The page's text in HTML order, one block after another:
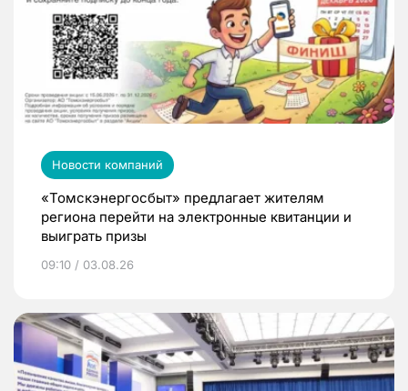
Новости компаний
«Томскэнергосбыт» предлагает жителям
региона перейти на электронные квитанции и
выиграть призы
09:10 / 03.08.26